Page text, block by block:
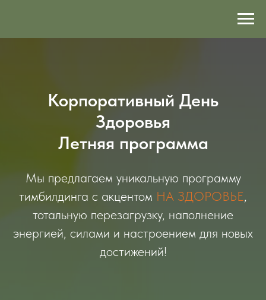
Корпоративный День
Здоровья
Летняя программа
Мы предлагаем уникальную программу
тимбилдинга с акцентом НА ЗДОРОВЬЕ,
тотальную перезагрузку, наполнение
энергией, силами и настроением для новых
достижений!